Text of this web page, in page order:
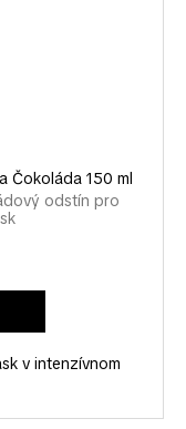
Čokoláda 150 ml
odstín pro
v intenzívnom